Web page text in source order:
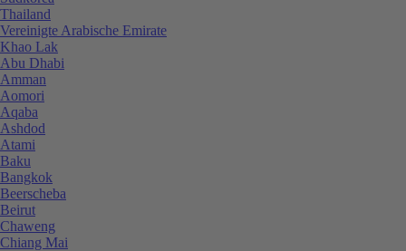
Thailand
Vereinigte Arabische Emirate
Khao Lak
Abu Dhabi
Amman
Aomori
Aqaba
Ashdod
Atami
Baku
Bangkok
Beerscheba
Beirut
Chaweng
Chiang Mai